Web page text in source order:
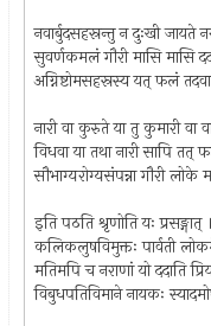
नवार्बुदसहस्रन्तु न दुःखी जायते
सुवर्णकमलं गौरी मासि मासि
अग्निष्टोमसहस्रस्य यत्‌ फलं
नारी वा कुरुते या तु कुमारी वा
विधवा या तथा नारी सापि तत्
सौभाग्यरोग्यसंपन्ना गौरी
इति पठति श्रृणोति यः प्रसङ्गात् ।
कलिकलुषविमुक्तः पार्वती
मतिमपि च नराणां यो ददाति
विबुधपतिविमाने नायकः